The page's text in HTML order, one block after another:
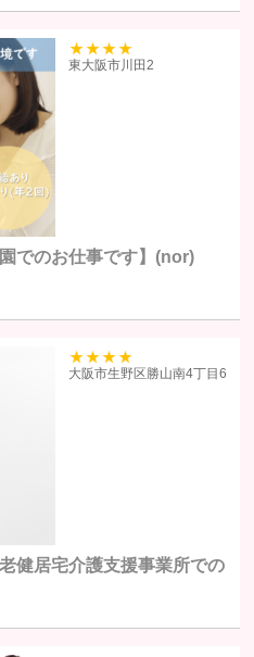
の同意を得ずに個人情報を第三者に
を特定したうえで、ユーザーの同
から取得した情報（サービス利用
ーク等あらゆる行動履歴に該当す
の達成に必要な範囲の情報項目と
電磁的な方法による送付または送
法令に反しない範囲で、ユーザー
とがあります。
ために必要がある場合であって、
とき
な育成の推進のために特に必要が
の承諾を得ることが困難である場
たはその委託を受けた者が法令の
て協力する必要がある場合で、ユ
りその事務の遂行に支障を及ぼす
らに準じた権限を有する機関か
められた場合
への開示または提供を求められた
でのお仕事です】(nor)
39
東大阪市川田2
健居宅介護支援事業所での
39
大阪市生野区勝山南4丁目6